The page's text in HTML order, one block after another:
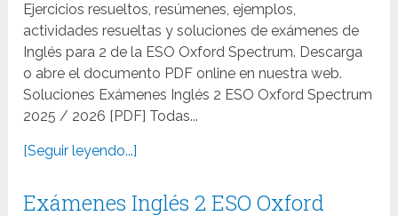
Ejercicios resueltos, resúmenes, ejemplos,
actividades resueltas y soluciones de exámenes de
Inglés para 2 de la ESO Oxford Spectrum. Descarga
o abre el documento PDF online en nuestra web.
Soluciones Exámenes Inglés 2 ESO Oxford Spectrum
2025 / 2026 [PDF] Todas...
[Seguir leyendo...]
Exámenes Inglés 2 ESO Oxford